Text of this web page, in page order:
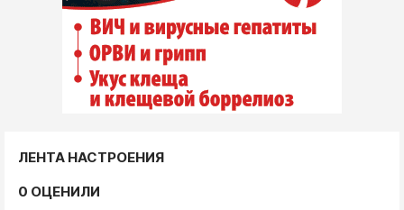
ЛЕНТА НАСТРОЕНИЯ
0 ОЦЕНИЛИ